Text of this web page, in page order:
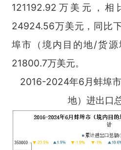
121192.92万美元，
24924.56万美元，同比
埠市（境内目的地/货
21800.7万美元。
2016-2024年6月蚌埠
地）进出口